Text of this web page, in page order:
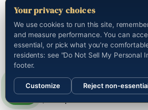
¿Cubren los daños
Sí. Pebley v. Santa Clara
si la víctima opta por tratamiento
seguro, los gastos reales se
Your privacy choices
We use cookies to run this site,
and measure performance. You can
essential, or pick what you're
residents: see "Do Not Sell My Personal
footer.
Customize Reject non-